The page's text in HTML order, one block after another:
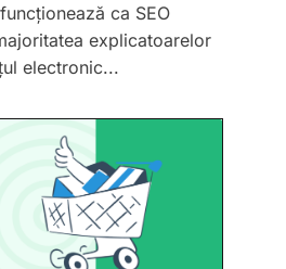
ca SEO
explicatoarelor
electronic...